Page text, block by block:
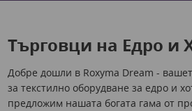
Търговци на Едро и
Добре дошли в Roxyma Dream -
за текстилно оборудване за едро и
предложим нашата богата гама от